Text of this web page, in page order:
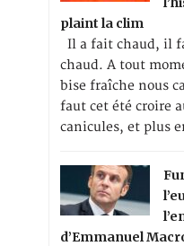
plaint la clim
Il a fait chaud, il
chaud. A tout
bise fraîche nous
faut cet été croire
canicules, et plus
d’Emmanuel